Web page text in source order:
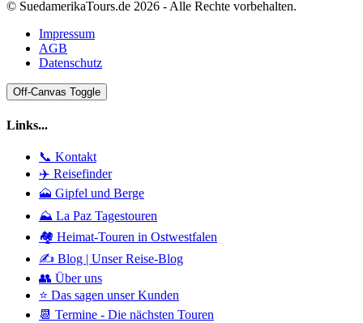
© SuedamerikaTours.de 2026 - Alle Rechte vorbehalten.
Impressum
AGB
Datenschutz
Off-Canvas Toggle
Links...
📞 Kontakt
✈️ Reisefinder
🗻 Gipfel und Berge
⛰️ La Paz Tagestouren
🏘️ Heimat-Touren in Ostwestfalen
✍️ Blog | Unser Reise-Blog
👥 Über uns
⭐ Das sagen unser Kunden
📆 Termine - Die nächsten Touren